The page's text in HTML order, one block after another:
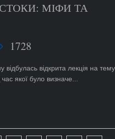
МІФИ ТА
1728
відкрита лекція на тему
якої було визначе...